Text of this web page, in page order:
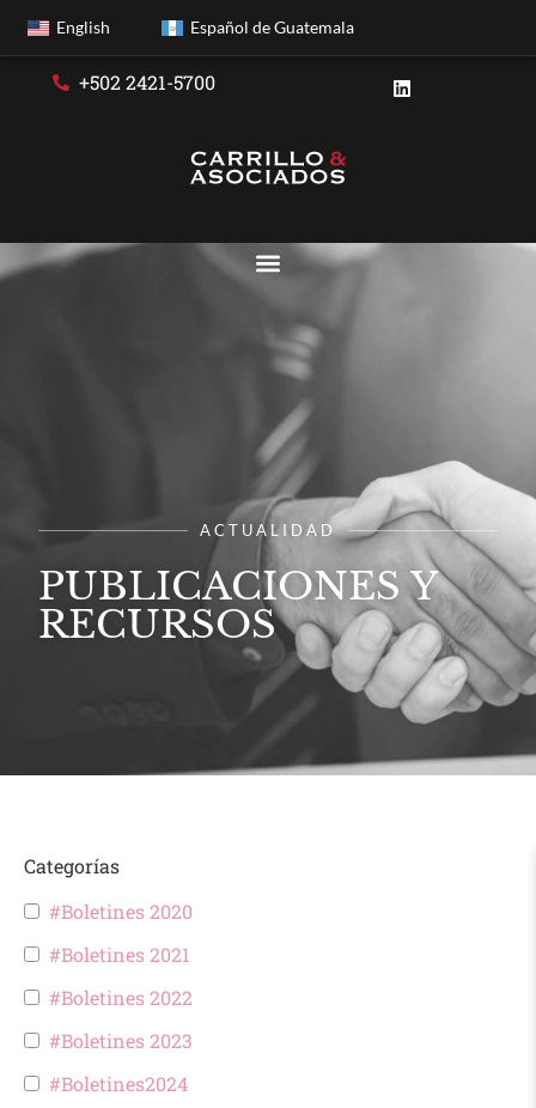
English Español de Guatemala
+502 2421-5700
ACTUALIDAD
PUBLICACIONES Y
RECURSOS
Categorías
#Boletines 2020
#Boletines 2021
#Boletines 2022
#Boletines 2023
#Boletines2024